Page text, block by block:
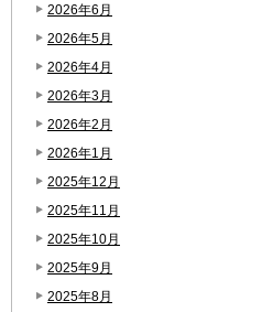
2026年6月
2026年5月
2026年4月
2026年3月
2026年2月
2026年1月
2025年12月
2025年11月
2025年10月
2025年9月
2025年8月